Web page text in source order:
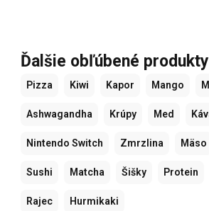
Ďalšie obľúbené produkty
Pizza Kiwi Kapor Mango
Ashwagandha Krúpy Med
Nintendo Switch Zmrzlina Mäso
Sushi Matcha Šišky Protein
Rajec Hurmikaki